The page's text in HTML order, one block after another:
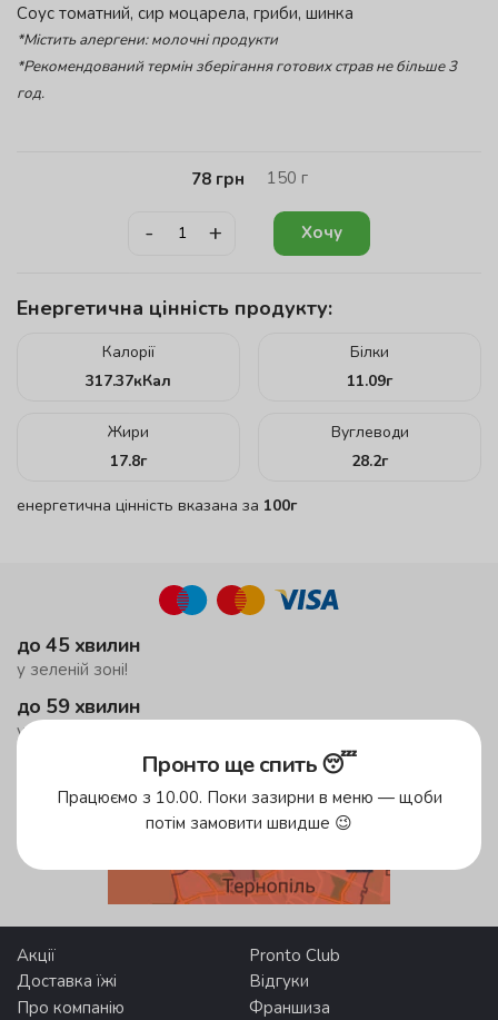
Соус томатний, сир моцарела, гриби, шинка
*Містить алергени: молочні продукти
*Рекомендований термін зберігання готових страв не більше 3
год.
78грн 150 г
- + Хочу
Енергетична цінність продукту:
Калорії
317.37кКал
Білки
11.09г
Жири
17.8г
Вуглеводи
28.2г
енергетична цінність вказана за 100г
до 45 хвилин
у зеленій зоні!
до 59 хвилин
у жовтій зоні
безкоштовна доставка
від 500 грн
Акції
Pronto Club
Доставка їжі
Відгуки
Про компанію
Франшиза
Пронто ще спить 😴
Працюємо з 10.00. Поки зазирни в меню — щоби
потім замовити швидше 😉